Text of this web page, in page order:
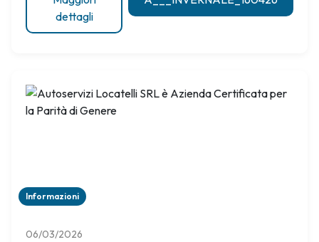
dettagli
Informazioni
06/03/2026